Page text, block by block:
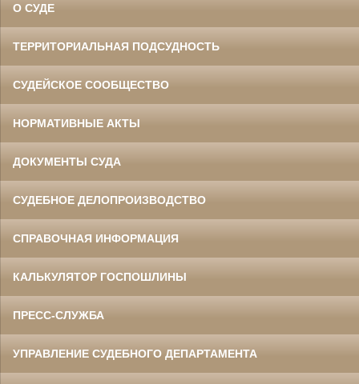
О СУДЕ
ТЕРРИТОРИАЛЬНАЯ ПОДСУДНОСТЬ
СУДЕЙСКОЕ СООБЩЕСТВО
НОРМАТИВНЫЕ АКТЫ
ДОКУМЕНТЫ СУДА
СУДЕБНОЕ ДЕЛОПРОИЗВОДСТВО
СПРАВОЧНАЯ ИНФОРМАЦИЯ
КАЛЬКУЛЯТОР ГОСПОШЛИНЫ
ПРЕСС-СЛУЖБА
УПРАВЛЕНИЕ СУДЕБНОГО ДЕПАРТАМЕНТА